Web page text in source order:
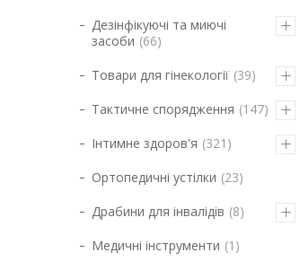
Дезінфікуючі та миючі
засоби 66
Товари для гінекології 39
Тактичне спорядження 147
Інтимне здоров'я 321
Ортопедичні устілки 23
Драбини для інвалідів 8
Медичні інструменти 1